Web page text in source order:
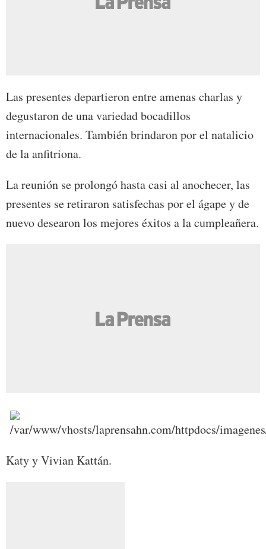
Las presentes departieron entre amenas charlas y
degustaron de una variedad bocadillos
internacionales. También brindaron por el natalicio
de la anfitriona.
La reunión se prolongó hasta casi al anochecer, las
presentes se retiraron satisfechas por el ágape y de
nuevo desearon los mejores éxitos a la cumpleañera.
Katy y Vivian Kattán.